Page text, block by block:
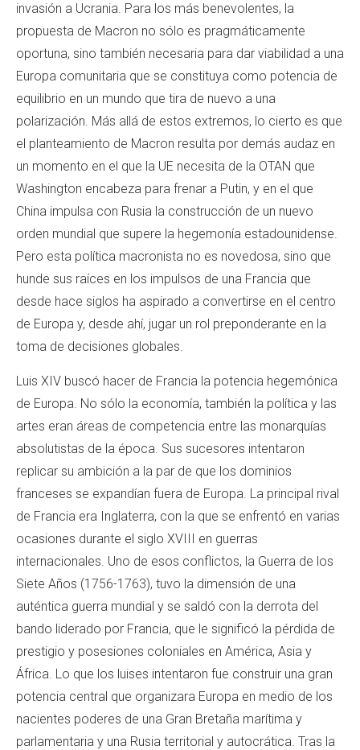
invasión a Ucrania. Para los más benevolentes, la
propuesta de Macron no sólo es pragmáticamente
oportuna, sino también necesaria para dar viabilidad a una
Europa comunitaria que se constituya como potencia de
equilibrio en un mundo que tira de nuevo a una
polarización. Más allá de estos extremos, lo cierto es que
el planteamiento de Macron resulta por demás audaz en
un momento en el que la UE necesita de la OTAN que
Washington encabeza para frenar a Putin, y en el que
China impulsa con Rusia la construcción de un nuevo
orden mundial que supere la hegemonía estadounidense.
Pero esta política macronista no es novedosa, sino que
hunde sus raíces en los impulsos de una Francia que
desde hace siglos ha aspirado a convertirse en el centro
de Europa y, desde ahí, jugar un rol preponderante en la
toma de decisiones globales.
Luis XIV buscó hacer de Francia la potencia hegemónica
de Europa. No sólo la economía, también la política y las
artes eran áreas de competencia entre las monarquías
absolutistas de la época. Sus sucesores intentaron
replicar su ambición a la par de que los dominios
franceses se expandían fuera de Europa. La principal rival
de Francia era Inglaterra, con la que se enfrentó en varias
ocasiones durante el siglo XVIII en guerras
internacionales. Uno de esos conflictos, la Guerra de los
Siete Años (1756-1763), tuvo la dimensión de una
auténtica guerra mundial y se saldó con la derrota del
bando liderado por Francia, que le significó la pérdida de
prestigio y posesiones coloniales en América, Asia y
África. Lo que los luises intentaron fue construir una gran
potencia central que organizara Europa en medio de los
nacientes poderes de una Gran Bretaña marítima y
parlamentaria y una Rusia territorial y autocrática. Tras la